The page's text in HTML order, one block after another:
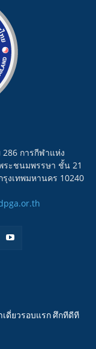
การกีฬาแห่ง
ระชนมพรรษา ชั้น 21
งเทพมหานคร 10240
ดี่ยวรอบแรก ศึกทีดีที